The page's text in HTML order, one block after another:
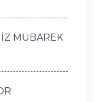
MÜBAREK